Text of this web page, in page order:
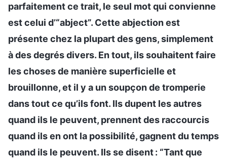
parfaitement ce trait, le seul mot qui convienne
est celui d’“abject”. Cette abjection est
présente chez la plupart des gens, simplement
à des degrés divers. En tout, ils souhaitent faire
les choses de manière superficielle et
brouillonne, et il y a un soupçon de tromperie
dans tout ce qu’ils font. Ils dupent les autres
quand ils le peuvent, prennent des raccourcis
quand ils en ont la possibilité, gagnent du temps
quand ils le peuvent. Ils se disent : “Tant que